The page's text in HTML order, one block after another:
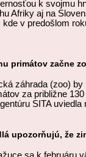
k svojmu
Afriky aj na
v predošlom
primátov začne
záhrada (zoo)
za približne
SITA uviedla
upozorňujú, že